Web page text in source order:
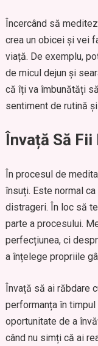
Încercând să
crea un obicei și vei
viață. De exemplu,
de micul dejun și
că îți va îmbunătăți
sentiment de rutină
Învață Să
În procesul de
însuți. Este normal
distrageri. În loc să
parte a procesului.
perfecțiunea, ci
a înțelege propriile
Învață să ai răbdare
performanța în
oportunitate de a
când nu simți că ai